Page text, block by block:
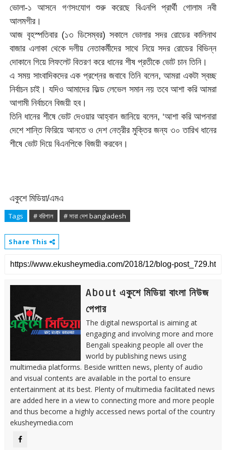
ভোলা-১ আসনে গণসংযোগ শুরু করেছে বিএনপি প্রার্থী গোলাম নবী
আলমগীর।
আজ বৃহস্পতিবার (১৩ ডিসেম্বর) সকালে ভোলার সদর রোডের কালিনাথ
বাজার এলাকা থেকে দলীয় নেতাকর্মীদের সাথে নিয়ে সদর রোডের বিভিন্ন
দোকানে গিয়ে লিফলেট বিতরণ করে ধানের শীষ প্রতীকে ভোট চান তিনি।
এ সময় সাংবাদিকদের এক প্রশ্নের জবাবে তিনি বলেন, আমরা একটা স্বচ্ছ
নির্বাচন চাই। যদিও আমাদের ফিল্ড লেভেল সমান নয় তবে আশা করি আমরা
আগামী নির্বাচনে বিজয়ী হব।
তিনি ধানের শীষে ভোট দেওয়ার আহ্বান জানিয়ে বলেন, ‘আশা করি আপনারা
দেশে শান্তি ফিরিয়ে আনতে ও দেশ নেত্রীর মুক্তির জন্য ৩০ তারিখ ধানের
শীষে ভোট দিয়ে বিএনপিকে বিজয়ী করবেন।
একুশে মিডিয়া/এমএ
Tags # বরিশাল # সারা দেশ bangladesh
Share This
About একুশে মিডিয়া বাংলা নিউজ
পেপার
The digital newsportal is aiming at
engaging and involving more and more
Bengali speaking people all over the
world by publishing news using
multimedia platforms. Beside written news, plenty of audio
and visual contents are available in the portal to ensure
entertainment at its best. Plenty of multimedia facilitated news
are added here in a view to connecting more and more people
and thus become a highly accessed news portal of the country
ekusheymedia.com